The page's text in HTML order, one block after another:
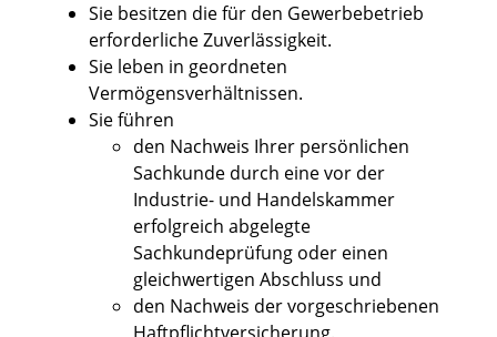
Sie besitzen die für den Gewerbebetrieb
erforderliche Zuverlässigkeit.
Sie leben in geordneten
Vermögensverhältnissen.
Sie führen
den Nachweis Ihrer persönlichen
Sachkunde durch eine vor der
Industrie- und Handelskammer
erfolgreich abgelegte
Sachkundeprüfung oder einen
gleichwertigen Abschluss und
den Nachweis der vorgeschriebenen